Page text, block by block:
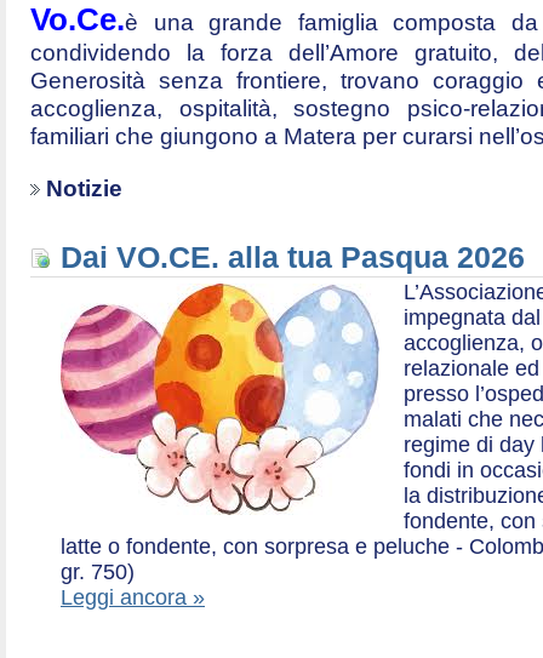
Vo.Ce.è una grande famiglia composta
condividendo la forza dell’Amore gratuito,
Generosità senza frontiere, trovano
accoglienza, ospitalità, sostegno psico-
familiari che giungono a Matera per curarsi
Notizie
Dai VO.CE. alla tua Pasqua 2026
impegnata
accoglienza,
relazionale
presso
malati che
regime di day
fondi in
la
fondente, con
latte o fondente, con sorpresa e peluche -
gr. 750)
Leggi ancora »